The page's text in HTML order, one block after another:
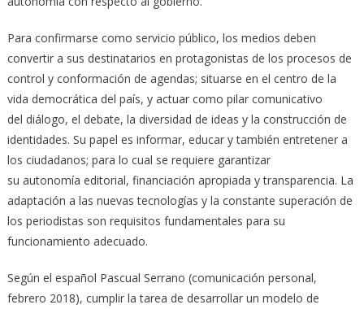
Para confirmarse como servicio público, los medios deben
convertir a sus destinatarios en protagonistas de los procesos de
control y conformación de agendas; situarse en el centro de la
vida democrática del país, y actuar como pilar comunicativo
del diálogo, el debate, la diversidad de ideas y la construcción de
identidades. Su papel es informar, educar y también entretener a
los ciudadanos; para lo cual se requiere garantizar
su autonomía editorial, financiación apropiada y transparencia. La
adaptación a las nuevas tecnologías y la constante superación de
los periodistas son requisitos fundamentales para su
funcionamiento adecuado.
Según el español Pascual Serrano (comunicación personal,
febrero 2018), cumplir la tarea de desarrollar un modelo de